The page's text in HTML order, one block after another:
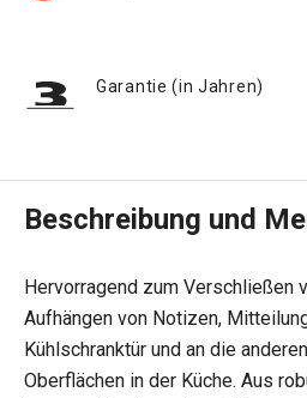
Garantie (in Jahren)
Beschreibung und
Hervorragend zum Verschließen
Aufhängen von Notizen,
Kühlschranktür und an die
Oberflächen in der Küche. Aus